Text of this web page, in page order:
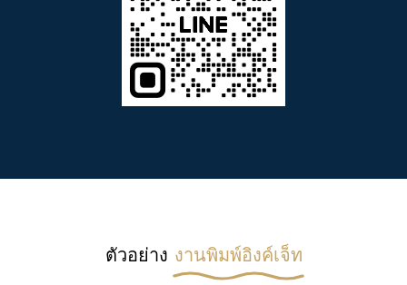
ตัวอย่าง งานพิมพ์อิงค์เจ็ท